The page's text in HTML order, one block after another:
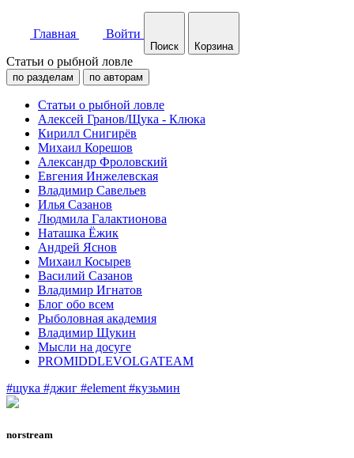
Главная Войти
Поиск Корзина
Статьи о рыбной ловле
по разделам по авторам
Статьи о рыбной ловле
Алексей Гранов/Щука - Клюка
Кирилл Снигирёв
Михаил Корешов
Александр Фроловский
Евгения Инжелевская
Владимир Савельев
Илья Сазанов
Людмила Галактионова
Наташка Ёжик
Андрей Яснов
Михаил Косырев
Василий Сазанов
Владимир Игнатов
Блог обо всем
Рыболовная академия
Владимир Щукин
Мысли на досуге
PROMIDDLEVOLGATEAM
#щука #джиг #element #кузьмин
norstream